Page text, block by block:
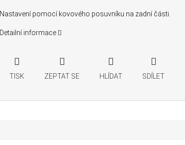
Nastavení pomocí kovového posuvníku na zadní části.
Detailní informace
TISK ZEPTAT SE HLÍDAT SDÍLET